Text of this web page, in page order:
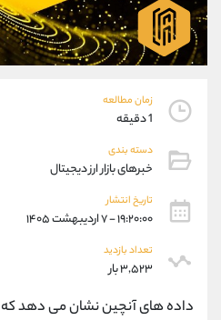
زمان مطالعه
1 دقیقه
دسته بندی
خبرهای بازار ارز دیجیتال
تاریخ انتشار
۱۹:۲۰:۰۰ - ۷ اردیبهشت ۱۴۰۵
تعداد بازدید
۳,۵۲۳ بار
واتساپ
تلگرام
پشتیبان فروش
موبایل
واتساپ
تلگرام
داخلی
اطلاعات تماس (دفتر فروش)
تلفن